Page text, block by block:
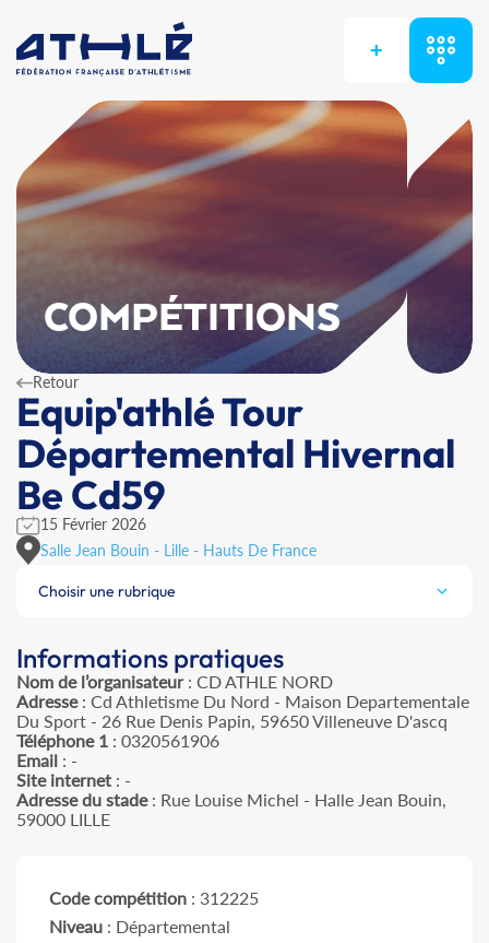
+
COMPÉTITIONS
Retour
Equip'athlé Tour
Départemental Hivernal
Be Cd59
15 Février 2026
Salle Jean Bouin - Lille - Hauts De France
Choisir une rubrique
Informations pratiques
Nom de l’organisateur: CD ATHLE NORD
Adresse: Cd Athletisme Du Nord - Maison Departementale
Du Sport - 26 Rue Denis Papin, 59650 Villeneuve D'ascq
Téléphone 1 : 0320561906
Email : -
Site internet : -
Adresse du stade: Rue Louise Michel - Halle Jean Bouin,
59000 LILLE
Code compétition : 312225
Niveau : Départemental